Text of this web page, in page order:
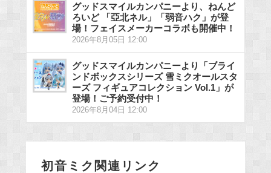
グッドスマイルカンパニーより、ねんど
ろいど 「亞北ネル」「弱音ハク」が登
場！フェイスメーカーコラボも開催中！
2026年8月05日 12:00
グッドスマイルカンパニーより「ブライ
ンドボックスシリーズ 雪ミクオールスタ
ーズ フィギュアコレクション Vol.1」が
登場！ご予約受付中！
2026年8月04日 12:00
初音ミク関連リンク